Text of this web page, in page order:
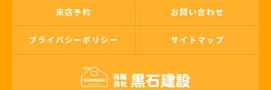
来店予約 お問い合わせ
プライバシーポリシー サイトマップ